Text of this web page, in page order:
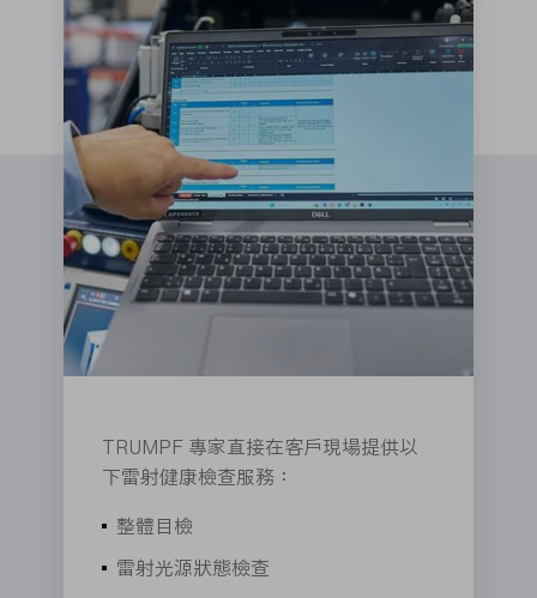
TRUMPF 專家直接在客戶現場提供以
下雷射健康檢查服務：
整體目檢
雷射光源狀態檢查